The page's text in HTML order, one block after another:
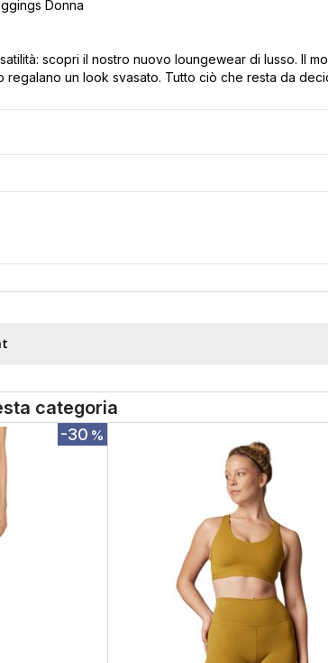
Donna
scopri il nostro nuovo loungewear di lusso. Il
regalano un look svasato. Tutto ciò che resta da
categoria
-30 %